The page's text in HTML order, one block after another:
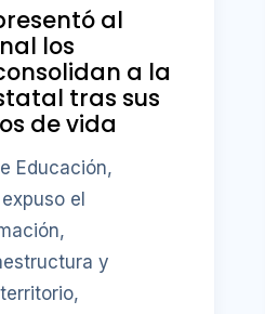
al
los
a la
tras sus
de vida
Educación,
el
y